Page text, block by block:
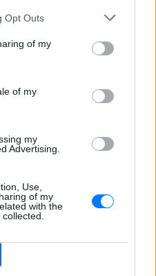
Opt Outs
of my
of my
my
Advertising.
Use,
of my
with the
στοGoogle News
, μπείτε στηνροή
και στο Instagram